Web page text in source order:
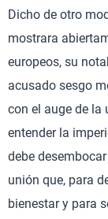
Dicho de otro
mostrara
europeos, su
acusado sesgo
con el auge de la
entender la
debe
unión que, para
bienestar y para